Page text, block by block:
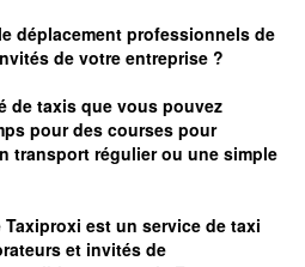
déplacement professionnels de
de votre entreprise ?
de taxis que vous pouvez
pour des courses pour
transport régulierou une simple
Taxiproxi est un service de taxi
et invités de